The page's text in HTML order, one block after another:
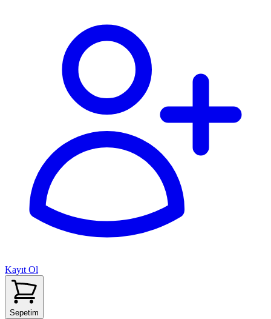
Kayıt Ol
Sepetim